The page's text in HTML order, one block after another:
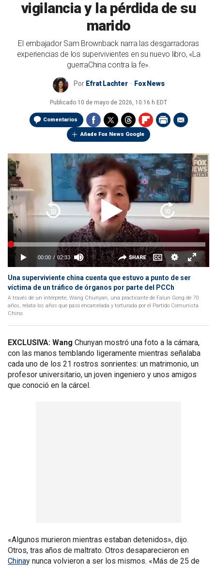
vigilancia y la pérdida de su
marido
El embajador Sam Brownback narra las desgarradoras
experiencias de los supervivientes en su nuevo libro, «La
guerraChina contra la fe».
Por Efrat Lachter Fox News
Publicado 10 de mayo de 2026, 10:16 h EDT
Comentarios
Añade Fox News Google
Una superviviente china cuenta que estuvo a punto de ser
víctima de un tráfico de órganos por parte del PCCh
A través de un intérprete, Wang Chunyan, una practicante de Falun Gong de 70
años, relata los años que pasó encarcelada y torturada por el Partido Comunista
Chino.
EXCLUSIVA: Wang Chunyan mostró una foto a la cámara,
con las manos temblando ligeramente mientras señalaba
cada uno de los 21 rostros sonrientes: un matrimonio, un
profesor universitario, un joven ingeniero y unos amigos
que conoció en la cárcel.
«Algunos murieron mientras estaban detenidos», dijo.
Otros, tras años de maltrato. Otros desaparecieron en
Chinay nunca volvieron a ser los mismos. «Más de 25 de